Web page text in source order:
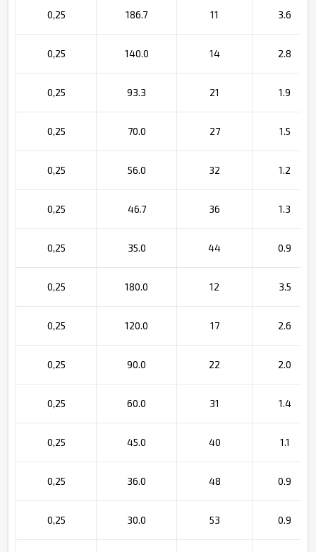
0,25 186.7 11 3.6
0,25 140.0 14 2.8
0,25 93.3 21 1.9
0,25 70.0 27 1.5
0,25 56.0 32 1.2
0,25 46.7 36 1.3
0,25 35.0 44 0.9
0,25 180.0 12 3.5
0,25 120.0 17 2.6
0,25 90.0 22 2.0
0,25 60.0 31 1.4
0,25 45.0 40 1.1
0,25 36.0 48 0.9
0,25 30.0 53 0.9